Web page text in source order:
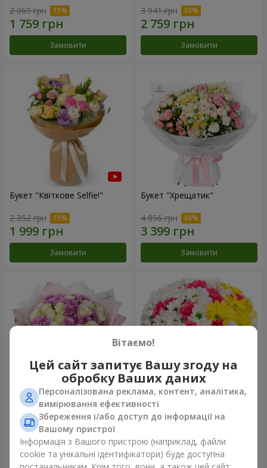
2 069 грн
Замовити
3 941 грн
Замовити
Букет "Квіткове Selfie!"
2 352 грн
Замовити
Букет "Хрещатик"
4 856 грн
Замовити
Букет "Дежавю"
2 940 грн
Замовити
Квіти в коробці "Моє серце"
Замовити
Вітаємо!
Цей сайт запитує Вашу згоду на
обробку Ваших даних
Персоналізована реклама, контент, аналітика,
вимірювання ефективності
Збереження і/або доступ до інформації на
Вашому пристрої
Інформація з Вашого пристрою (наприклад, файли
cookie та унікальні ідентифікатори) буде доступна